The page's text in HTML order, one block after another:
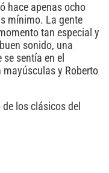
hace apenas ocho
mínimo. La gente
tan especial y
sonido, una
sentía en el
y Roberto
los clásicos del